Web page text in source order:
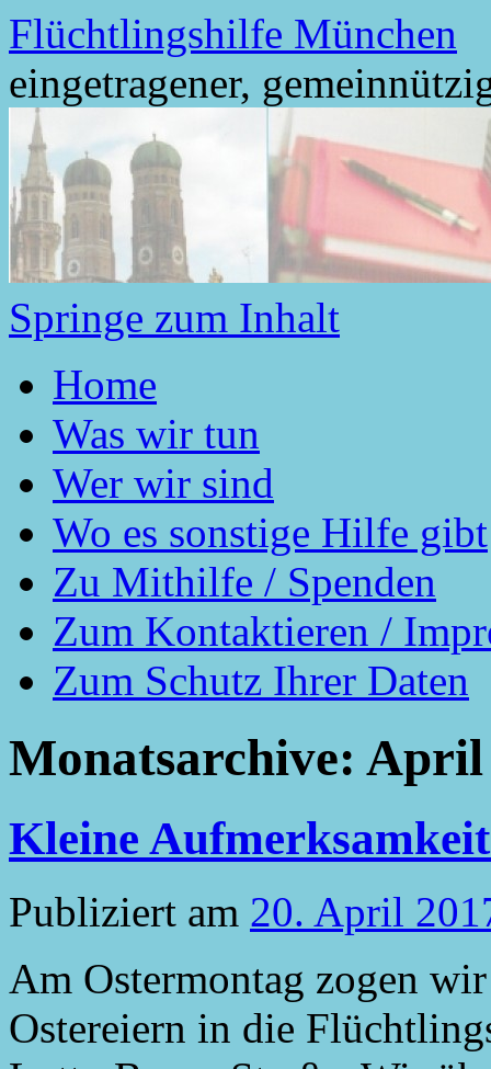
Flüchtlingshilfe München
eingetragener,
Springe zum Inhalt
Home
Was wir tun
Wer wir sind
Wo es sonstige Hilfe gibt
Zu Mithilfe / Spenden
Zum Kontaktieren /
Zum Schutz Ihrer Daten
Monatsarchive: April
Kleine
Publiziert am 20. April
Am Ostermontag zogen
Ostereiern in die